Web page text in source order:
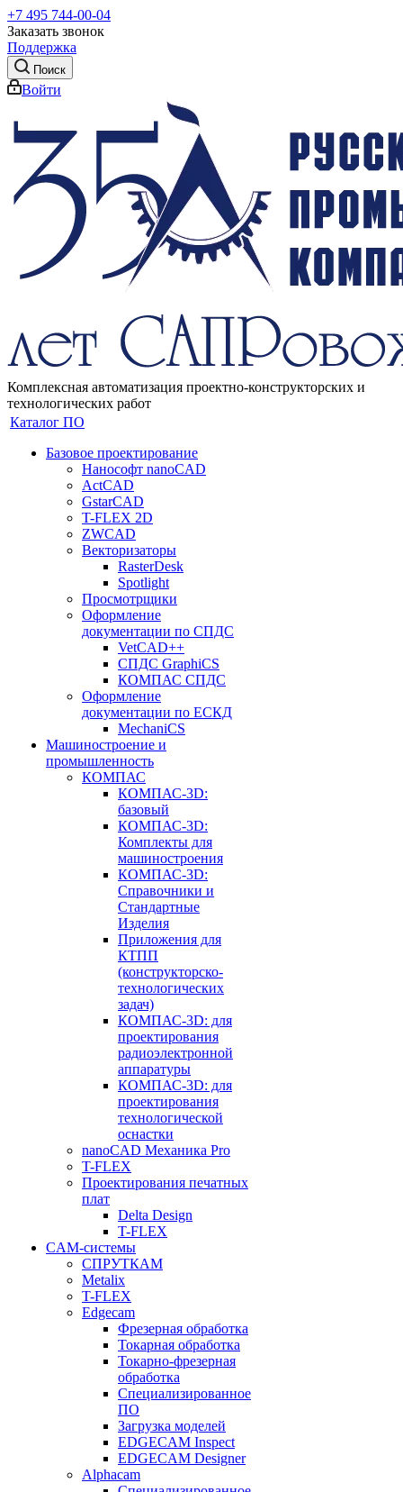
+7 495 744-00-04
Заказать звонок
Поддержка
Поиск
Войти
Комплексная автоматизация проектно-конструкторских и
технологических работ
Каталог ПО
Базовое проектирование
Нанософт nanoCAD
ActCAD
GstarCAD
T-FLEX 2D
ZWCAD
Векторизаторы
RasterDesk
Spotlight
Просмотрщики
Оформление
документации по СПДС
VetCAD++
СПДС GraphiCS
КОМПАС СПДС
Оформление
документации по ЕСКД
MechaniCS
Машиностроение и
промышленность
КОМПАС
КОМПАС-3D:
базовый
КОМПАС-3D:
Комплекты для
машиностроения
КОМПАС-3D:
Справочники и
Стандартные
Изделия
Приложения для
КТПП
(конструкторско-
технологических
задач)
КОМПАС-3D: для
проектирования
радиоэлектронной
аппаратуры
КОМПАС-3D: для
проектирования
технологической
оснастки
nanoCAD Механика Pro
T-FLEX
Проектирования печатных
плат
Delta Design
T-FLEX
CAM-системы
СПРУТКAM
Metalix
T-FLEX
Edgecam
Фрезерная обработка
Токарная обработка
Токарно-фрезерная
обработка
Специализированное
ПО
Загрузка моделей
EDGECAM Inspect
EDGECAM Designer
Alphacam